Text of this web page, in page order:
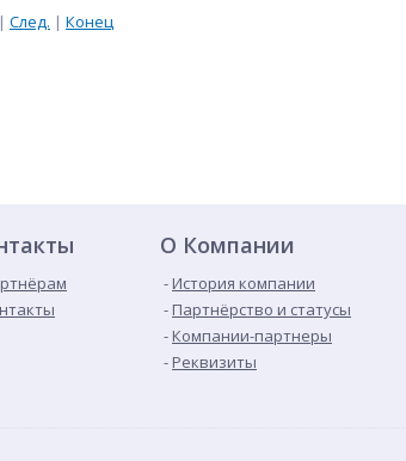
| След. | Конец
О Компании
История компании
Партнёрство и статусы
Компании-партнеры
Реквизиты